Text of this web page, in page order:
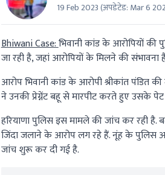
19 Feb 2023(अपडेटेड: Mar 6
Bhiwani Case:भिवानी कांड के आरोपियों की
जा रही है, जहां आरोपियों के मिलने की
आरोप भिवानी कांड के आरोपी श्रीकांत पंडित
ने उनकी प्रेग्नेंट बहू से मारपीट करते हुए उसके
हरियाणा पुलिस इस मामले की जांच कर रही है.
जिंदा जलाने के आरोप लग रहे हैं. नूंह के पुलिस
जांच शुरू कर दी गई है.